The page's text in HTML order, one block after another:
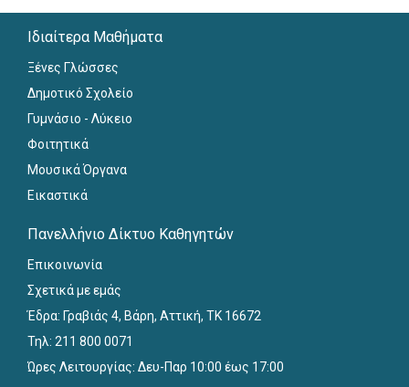
Ιδιαίτερα Μαθήματα
Ξένες Γλώσσες
Δημοτικό Σχολείο
Γυμνάσιο - Λύκειο
Φοιτητικά
Μουσικά Όργανα
Εικαστικά
Πανελλήνιο Δίκτυο Καθηγητών
Επικοινωνία
Σχετικά με εμάς
Έδρα: Γραβιάς 4, Βάρη, Αττική, ΤΚ 16672
Τηλ: 211 800 0071
Ώρες Λειτουργίας: Δευ-Παρ 10:00 έως 17:00